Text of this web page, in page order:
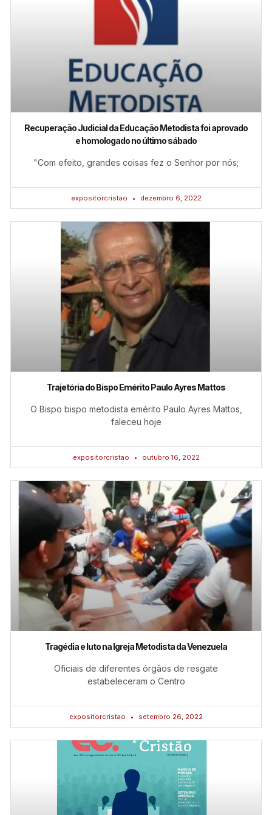
Recuperação Judicial da Educação Metodista foi aprovado
e homologado no último sábado
"Com efeito, grandes coisas fez o Senhor por nós;
expositorcristao dezembro 6, 2022
Trajetória do Bispo Emérito Paulo Ayres Mattos
O Bispo bispo metodista emérito Paulo Ayres Mattos,
faleceu hoje
expositorcristao outubro 16, 2022
Tragédia e luto na Igreja Metodista da Venezuela
Oficiais de diferentes órgãos de resgate
estabeleceram o Centro
expositorcristao setembro 26, 2022